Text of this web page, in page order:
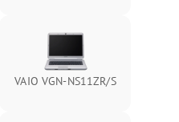
VAIO VGN-NS11ZR/S